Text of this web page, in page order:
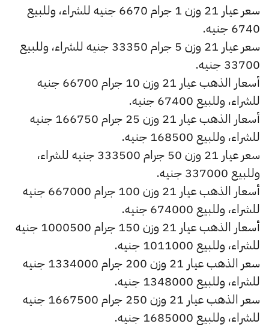
سعر عيار 21 وزن 1 جرام 6670 جنيه للشراء، وللبيع
6740 جنيه.
سعر عيار 21 وزن 5 جرام 33350 جنيه للشراء، وللبيع
33700 جنيه.
أسعار الذهب عيار 21 وزن 10 جرام 66700 جنيه
للشراء، وللبيع 67400 جنيه.
أسعار الذهب عيار 21 وزن 25 جرام 166750 جنيه
للشراء، وللبيع 168500 جنيه.
سعر عيار 21 وزن 50 جرام 333500 جنيه للشراء،
وللبيع 337000 جنيه.
أسعار الذهب عيار 21 وزن 100 جرام 667000 جنيه
للشراء، وللبيع 674000 جنيه.
أسعار الذهب عيار 21 وزن 150 جرام 1000500 جنيه
للشراء، وللبيع 1011000 جنيه.
سعر الذهب عيار 21 وزن 200 جرام 1334000 جنيه
للشراء، وللبيع 1348000 جنيه.
سعر الذهب عيار 21 وزن 250 جرام 1667500 جنيه
للشراء، وللبيع 1685000 جنيه.